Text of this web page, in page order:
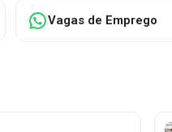
Vagas de Emprego